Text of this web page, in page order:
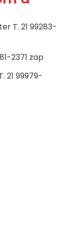
T. 21 99283-
2371 zap
21 99979-